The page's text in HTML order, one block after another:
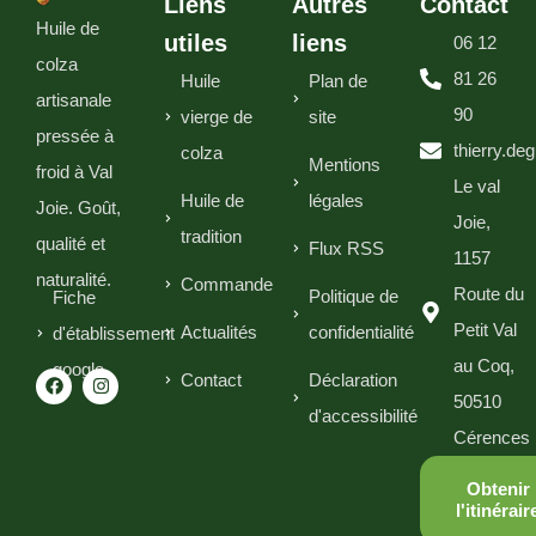
Huile de
colza
artisanale
pressée à
froid à Val
Joie. Goût,
qualité et
naturalité.
Fiche
d'établissement
google
utiles
Huile
vierge de
colza
Huile de
tradition
Commande
Actualités
Contact
liens
Plan de
site
Mentions
légales
Flux RSS
Politique de
confidentialité
Déclaration
d'accessibilité
06 12
81 26
90
Le val
Joie,
1157
Route du
Petit Val
au Coq,
50510
Cérences
Obtenir